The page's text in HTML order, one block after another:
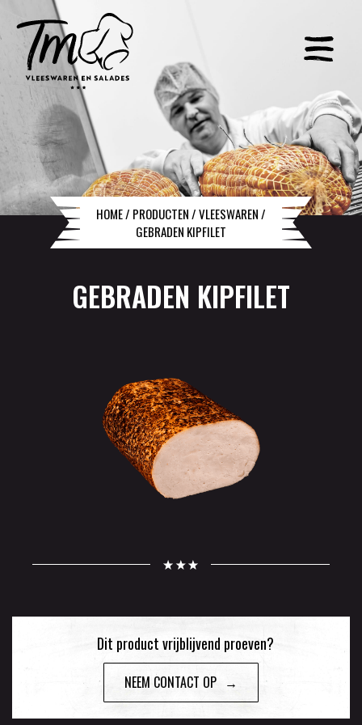
HOME/ PRODUCTEN/VLEESWAREN/
GEBRADEN KIPFILET
GEBRADEN KIPFILET
Dit product vrijblijvend proeven?
NEEM CONTACT OP